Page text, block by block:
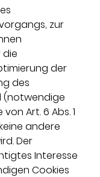
zur
die
der
des
(notwendige
Art. 6 Abs. 1
andere
Der
Interesse
Cookies